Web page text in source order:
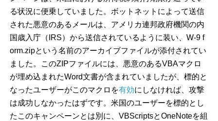
る状況に便乗していました。ボットネットによって送信
された悪意のあるメールは、アメリカ連邦政府機関の内
国歳入庁（IRS）から送信されているように装い、W-9 f
orm.zipという名前のアーカイブファイルが添付されてい
ました。このZIPファイルには、悪意のあるVBAマクロ
が埋め込まれたWord文書が含まれていましたが、標的と
なったユーザーがこのマクロを有効にしなければ、攻撃
は成功しなかったはずです。米国のユーザーを標的とし
たこのキャンペーンとは別に、VBScriptsとOneNoteを組